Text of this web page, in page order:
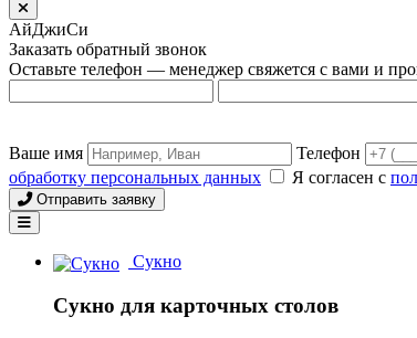
АйДжиСи
Заказать обратный звонок
Оставьте телефон — менеджер свяжется с вами и
Ваше имя Телефон
обработку персональных данных
Я согласен с
Отправить заявку
Сукно
Сукно для карточных столов